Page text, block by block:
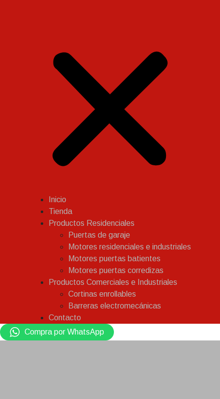
Inicio
Tienda
Productos Residenciales
Puertas de garaje
Motores residenciales e industriales
Motores puertas batientes
Motores puertas corredizas
Productos Comerciales e Industriales
Cortinas enrollables
Barreras electromecánicas
Contacto
Compra por WhatsApp